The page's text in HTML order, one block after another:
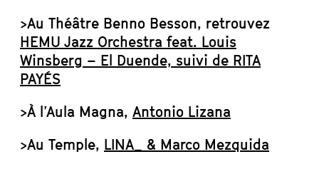
>Au Théâtre Benno Besson, retrouvez
HEMU Jazz Orchestra feat. Louis
Winsberg – El Duende, suivi de RITA
PAYÉS
>À l’Aula Magna, Antonio Lizana
>Au Temple, LINA_ & Marco Mezquida